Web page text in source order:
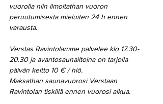
vuorolla niin ilmoitathan vuoron
peruutumisesta mieluiten 24 h ennen
varausta.
Verstas Ravintolamme palvelee klo 17.30-
20.30 ja avantosaunailtoina on tarjolla
päivän keitto 10 € / hlö.
Maksathan saunavuorosi Verstaan
Ravintolan tiskillä ennen vuorosi alkua.